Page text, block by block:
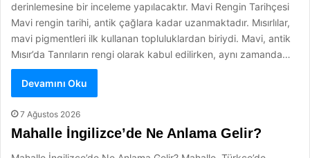
derinlemesine bir inceleme yapılacaktır. Mavi Rengin Tarihçesi
Mavi rengin tarihi, antik çağlara kadar uzanmaktadır. Mısırlılar,
mavi pigmentleri ilk kullanan topluluklardan biriydi. Mavi, antik
Mısır’da Tanrıların rengi olarak kabul edilirken, aynı zamanda…
Devamını Oku
7 Ağustos 2026
Mahalle İngilizce’de Ne Anlama Gelir?